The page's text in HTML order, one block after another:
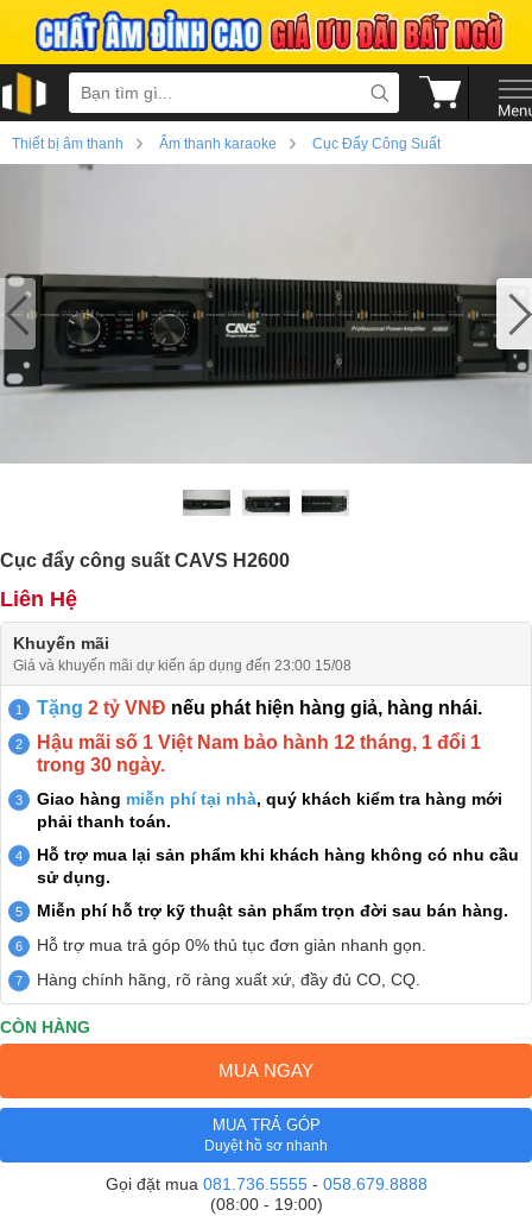
Thiết bị âm thanh › Âm thanh karaoke › Cục Đẩy Công Suất
Cục đẩy công suất CAVS H2600
Liên Hệ
Khuyến mãi
Giá và khuyến mãi dự kiến áp dụng đến 23:00 15/08
Tặng 2 tỷ VNĐ nếu phát hiện hàng giả, hàng nhái.
Hậu mãi số 1 Việt Nam bảo hành 12 tháng, 1 đổi 1
trong 30 ngày.
Giao hàng miễn phí tại nhà, quý khách kiểm tra hàng mới
phải thanh toán.
Hỗ trợ mua lại sản phẩm khi khách hàng không có nhu cầu
sử dụng.
Miễn phí hỗ trợ kỹ thuật sản phẩm trọn đời sau bán hàng.
Hỗ trợ mua trả góp 0% thủ tục đơn giản nhanh gọn.
Hàng chính hãng, rõ ràng xuất xứ, đầy đủ CO, CQ.
CÒN HÀNG
MUA NGAY
MUA TRẢ GÓP
Duyệt hồ sơ nhanh
Gọi đặt mua 081.736.5555- 058.679.8888
(08:00 - 19:00)